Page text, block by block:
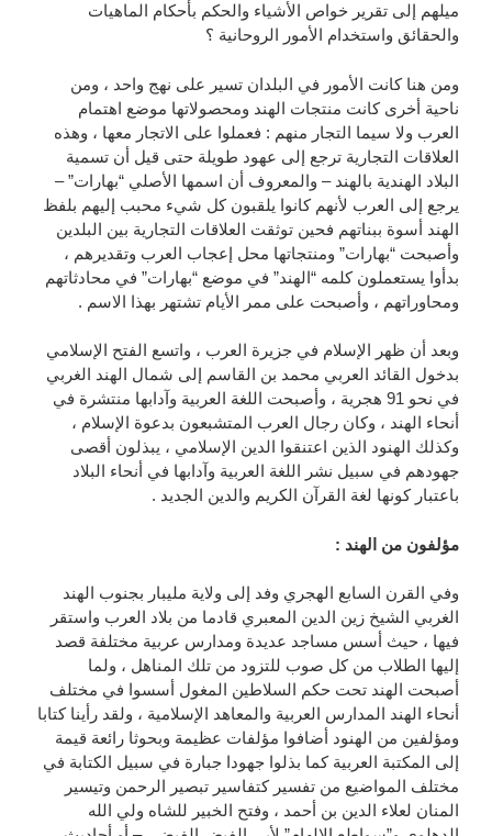
ميلهم إلى تقرير خواص الأشياء والحكم بأحكام الماهيات
والحقائق واستخدام الأمور الروحانية ؟
ومن هنا كانت الأمور في البلدان تسير على نهج واحد ، ومن
ناحية أخرى كانت منتجات الهند ومحصولاتها موضع اهتمام
العرب ولا سيما التجار منهم : فعملوا على الاتجار معها ، وهذه
العلاقات التجارية ترجع إلى عهود طويلة حتى قيل أن تسمية
البلاد الهندية بالهند – والمعروف أن اسمها الأصلي “بهارات” –
يرجع إلى العرب لأنهم كانوا يلقبون كل شيء محبب إليهم بلفظ
الهند أسوة ببناتهم فحين توثقت العلاقات التجارية بين البلدين
وأصبحت “بهارات” ومنتجاتها محل إعجاب العرب وتقديرهم ،
بدأوا يستعملون كلمه “الهند” في موضع “بهارات” في محادثاتهم
ومحاوراتهم ، وأصبحت على ممر الأيام تشتهر بهذا الاسم .
وبعد أن ظهر الإسلام في جزيرة العرب ، واتسع الفتح الإسلامي
بدخول القائد العربي محمد بن القاسم إلى شمال الهند الغربي
في نحو 91 هجرية ، وأصبحت اللغة العربية وآدابها منتشرة في
أنحاء الهند ، وكان رجال العرب المتشبعون بدعوة الإسلام ،
وكذلك الهنود الذين اعتنقوا الدين الإسلامي ، يبذلون أقصى
جهودهم في سبيل نشر اللغة العربية وآدابها في أنحاء البلاد
باعتبار كونها لغة القرآن الكريم والدين الجديد .
مؤلفون من الهند :
وفي القرن السابع الهجري وفد إلى ولاية مليبار بجنوب الهند
الغربي الشيخ زين الدين المعبري قادما من بلاد العرب واستقر
فيها ، حيث أسس مساجد عديدة ومدارس عربية مختلفة قصد
إليها الطلاب من كل صوب للتزود من تلك المناهل ، ولما
أصبحت الهند تحت حكم السلاطين المغول أسسوا في مختلف
أنحاء الهند المدارس العربية والمعاهد الإسلامية ، ولقد رأينا كتابا
ومؤلفين من الهنود أضافوا مؤلفات عظيمة وبحوثا رائعة قيمة
إلى المكتبة العربية كما بذلوا جهودا جبارة في سبيل الكتابة في
مختلف المواضيع من تفسير كتفاسير تبصير الرحمن وتيسير
المنان لعلاء الدين بن أحمد ، وفتح الخبير للشاه ولي الله